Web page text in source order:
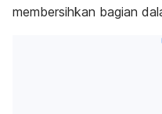
membersihkan bagian